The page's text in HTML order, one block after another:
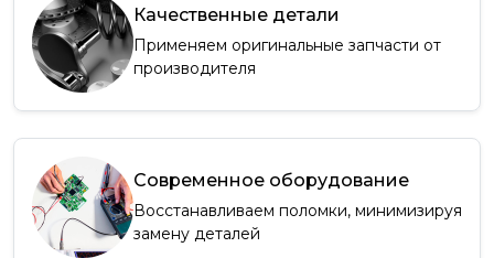
Качественные детали
Применяем оригинальные запчасти от
производителя
Современное оборудование
Восстанавливаем поломки, минимизируя
замену деталей